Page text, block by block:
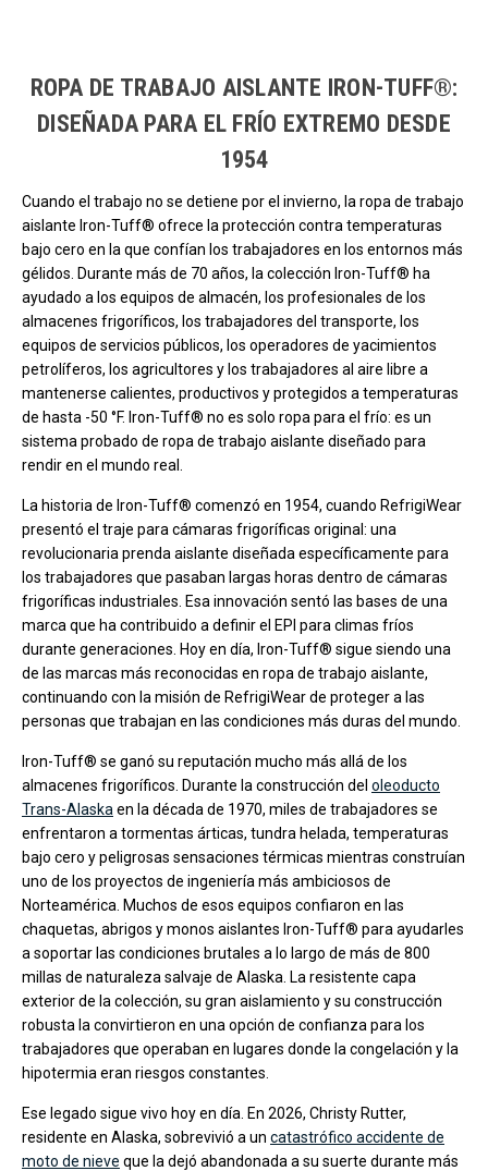
ROPA DE TRABAJO AISLANTE IRON-TUFF®:
DISEÑADA PARA EL FRÍO EXTREMO DESDE
1954
Cuando el trabajo no se detiene por el invierno, la ropa de trabajo
aislante Iron-Tuff® ofrece la protección contra temperaturas
bajo cero en la que confían los trabajadores en los entornos más
gélidos. Durante más de 70 años, la colección Iron-Tuff® ha
ayudado a los equipos de almacén, los profesionales de los
almacenes frigoríficos, los trabajadores del transporte, los
equipos de servicios públicos, los operadores de yacimientos
petrolíferos, los agricultores y los trabajadores al aire libre a
mantenerse calientes, productivos y protegidos a temperaturas
de hasta -50 °F. Iron-Tuff® no es solo ropa para el frío: es un
sistema probado de ropa de trabajo aislante diseñado para
rendir en el mundo real.
La historia de Iron-Tuff® comenzó en 1954, cuando RefrigiWear
presentó el traje para cámaras frigoríficas original: una
revolucionaria prenda aislante diseñada específicamente para
los trabajadores que pasaban largas horas dentro de cámaras
frigoríficas industriales. Esa innovación sentó las bases de una
marca que ha contribuido a definir el EPI para climas fríos
durante generaciones. Hoy en día, Iron-Tuff® sigue siendo una
de las marcas más reconocidas en ropa de trabajo aislante,
continuando con la misión de RefrigiWear de proteger a las
personas que trabajan en las condiciones más duras del mundo.
Iron-Tuff® se ganó su reputación mucho más allá de los
almacenes frigoríficos. Durante la construcción del oleoducto
Trans-Alaska en la década de 1970, miles de trabajadores se
enfrentaron a tormentas árticas, tundra helada, temperaturas
bajo cero y peligrosas sensaciones térmicas mientras construían
uno de los proyectos de ingeniería más ambiciosos de
Norteamérica. Muchos de esos equipos confiaron en las
chaquetas, abrigos y monos aislantes Iron-Tuff® para ayudarles
a soportar las condiciones brutales a lo largo de más de 800
millas de naturaleza salvaje de Alaska. La resistente capa
exterior de la colección, su gran aislamiento y su construcción
robusta la convirtieron en una opción de confianza para los
trabajadores que operaban en lugares donde la congelación y la
hipotermia eran riesgos constantes.
Ese legado sigue vivo hoy en día. En 2026, Christy Rutter,
residente en Alaska, sobrevivió a un catastrófico accidente de
moto de nieve que la dejó abandonada a su suerte durante más